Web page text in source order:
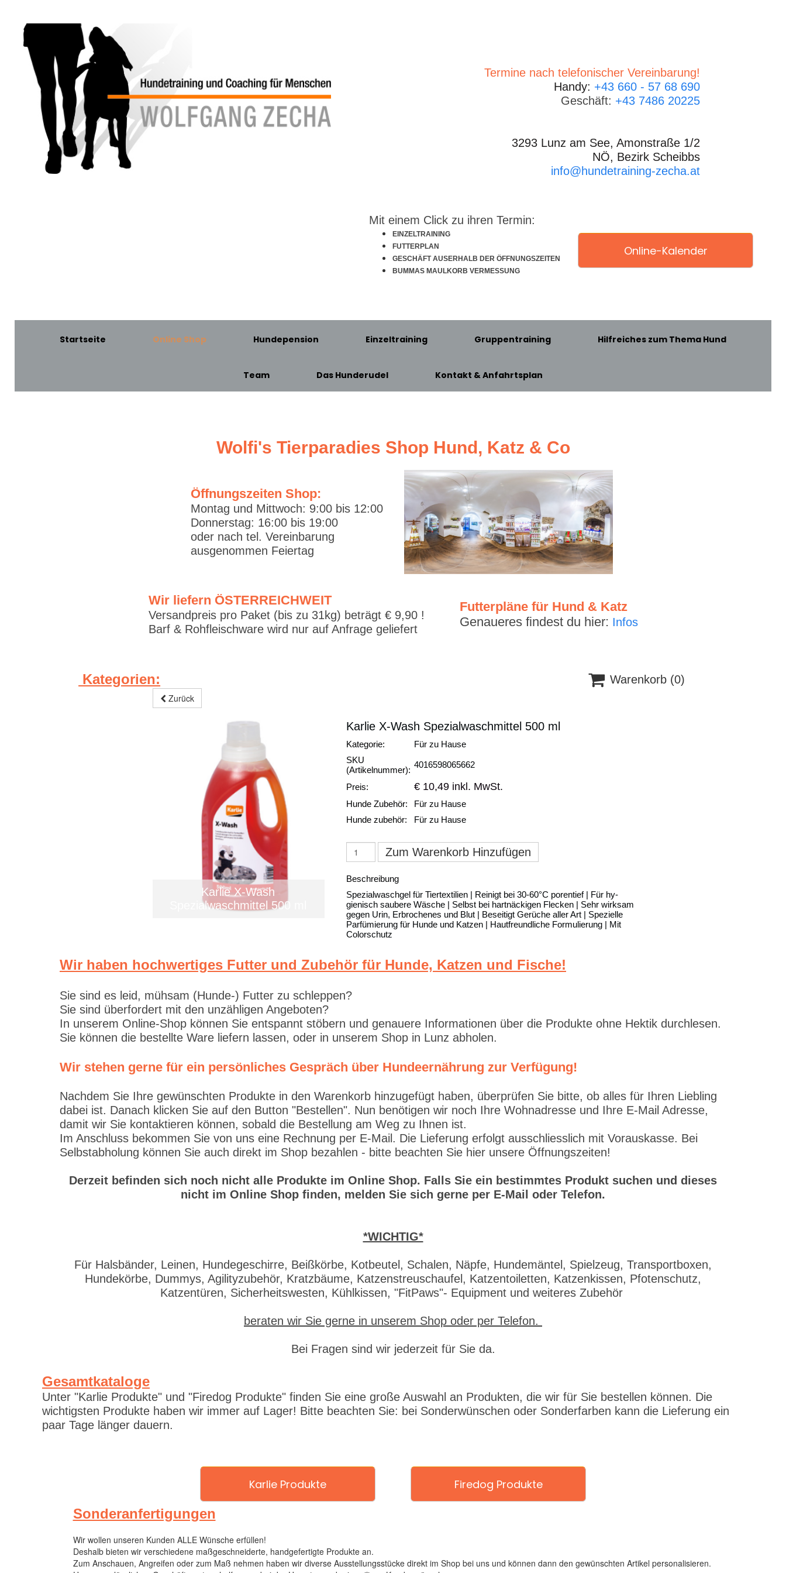
Termine nach telefonischer Vereinbarung!
Handy: +43 660 - 57 68 690
Geschäft: +43 7486 20225
3293 Lunz am See, Amonstraße 1/2
NÖ, Bezirk Scheibbs
info@hundetraining-zecha.at
Mit einem Click zu ihren Termin:
EINZELTRAINING
FUTTERPLAN
GESCHÄFT AUSERHALB DER ÖFFNUNGSZEITEN
BUMMAS MAULKORB VERMESSUNG
Online-Kalender
Startseite Online Shop Hundepension Einzeltraining Gruppentraining Hilfreiches zum Thema Hund
Team Das Hunderudel Kontakt & Anfahrtsplan
Wolfi's Tierparadies Shop Hund, Katz & Co
Öffnungszeiten Shop:
Montag und Mittwoch: 9:00 bis 12:00
Donnerstag: 16:00 bis 19:00
oder nach tel. Vereinbarung
ausgenommen Feiertag
Wir liefern ÖSTERREICHWEIT
Versandpreis pro Paket (bis zu 31kg) beträgt € 9,90 !
Barf & Rohfleischware wird nur auf Anfrage geliefert
Futterpläne für Hund & Katz
Genaueres findest du hier: Infos
Kategorien:  Warenkorb (0)
Zurück
Karlie X-Wash
Spezialwaschmittel 500 ml
Karlie X-Wash Spezialwaschmittel 500 ml
Kategorie:
Für zu Hause
SKU
(Artikelnummer):
4016598065662
Preis: € 10,49 inkl. MwSt.
Hunde Zubehör:
Für zu Hause
Hunde zubehör:
Für zu Hause
Zum Warenkorb Hinzufügen
Beschreibung
Spezialwaschgel für Tiertextilien | Reinigt bei 30-60°C porentief | Für hy-
gienisch saubere Wäsche | Selbst bei hartnäckigen Flecken | Sehr wirksam
gegen Urin, Erbrochenes und Blut | Beseitigt Gerüche aller Art | Spezielle
Parfümierung für Hunde und Katzen | Hautfreundliche Formulierung | Mit
Colorschutz
Wir haben hochwertiges Futter und Zubehör für Hunde, Katzen und Fische!
Sie sind es leid, mühsam (Hunde-) Futter zu schleppen?
Sie sind überfordert mit den unzähligen Angeboten?
In unserem Online-Shop können Sie entspannt stöbern und genauere Informationen über die Produkte ohne Hektik durchlesen.
Sie können die bestellte Ware liefern lassen, oder in unserem Shop in Lunz abholen.
Wir stehen gerne für ein persönliches Gespräch über Hundeernährung zur Verfügung!
Nachdem Sie Ihre gewünschten Produkte in den Warenkorb hinzugefügt haben, überprüfen Sie bitte, ob alles für Ihren Liebling
dabei ist. Danach klicken Sie auf den Button "Bestellen". Nun benötigen wir noch Ihre Wohnadresse und Ihre E-Mail Adresse,
damit wir Sie kontaktieren können, sobald die Bestellung am Weg zu Ihnen ist.
Im Anschluss bekommen Sie von uns eine Rechnung per E-Mail. Die Lieferung erfolgt ausschliesslich mit Vorauskasse. Bei
Selbstabholung können Sie auch direkt im Shop bezahlen - bitte beachten Sie hier unsere Öffnungszeiten!
Derzeit befinden sich noch nicht alle Produkte im Online Shop. Falls Sie ein bestimmtes Produkt suchen und dieses
nicht im Online Shop finden, melden Sie sich gerne per E-Mail oder Telefon.
*WICHTIG*
Für Halsbänder, Leinen, Hundegeschirre, Beißkörbe, Kotbeutel, Schalen, Näpfe, Hundemäntel, Spielzeug, Transportboxen,
Hundekörbe, Dummys, Agilityzubehör, Kratzbäume, Katzenstreuschaufel, Katzentoiletten, Katzenkissen, Pfotenschutz,
Katzentüren, Sicherheitswesten, Kühlkissen, "FitPaws"- Equipment und weiteres Zubehör
beraten wir Sie gerne in unserem Shop oder per Telefon.
Bei Fragen sind wir jederzeit für Sie da.
Gesamtkataloge
Unter "Karlie Produkte" und "Firedog Produkte" finden Sie eine große Auswahl an Produkten, die wir für Sie bestellen können. Die
wichtigsten Produkte haben wir immer auf Lager! Bitte beachten Sie: bei Sonderwünschen oder Sonderfarben kann die Lieferung ein
paar Tage länger dauern.
Karlie Produkte Firedog Produkte
Sonderanfertigungen
Wir wollen unseren Kunden ALLE Wünsche erfüllen!
Deshalb bieten wir verschiedene maßgeschneiderte, handgefertigte Produkte an.
Zum Anschauen, Angreifen oder zum Maß nehmen haben wir diverse Ausstellungsstücke direkt im Shop bei uns und können dann den gewünschten Artikel personalisieren.